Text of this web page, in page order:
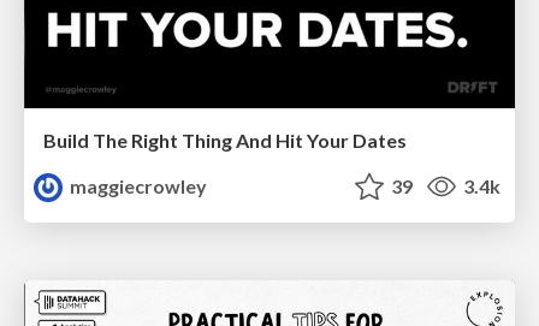
Build The Right Thing And Hit Your Dates
maggiecrowley
39 3.4k